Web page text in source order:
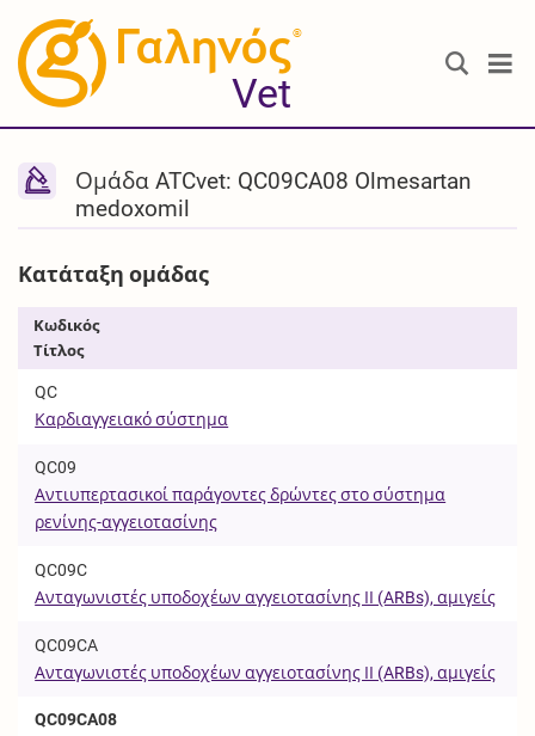
®
Vet
Ομάδα ATCvet: QC09CA08 Olmesartan
medoxomil
Κατάταξη ομάδας
Κωδικός
Τίτλος
QC
Καρδιαγγειακό σύστημα
QC09
Αντιυπερτασικοί παράγοντες δρώντες στο σύστημα
ρενίνης-αγγειοτασίνης
QC09C
Ανταγωνιστές υποδοχέων αγγειοτασίνης ΙΙ (ARBs), αμιγείς
QC09CA
Ανταγωνιστές υποδοχέων αγγειοτασίνης ΙΙ (ARBs), αμιγείς
QC09CA08